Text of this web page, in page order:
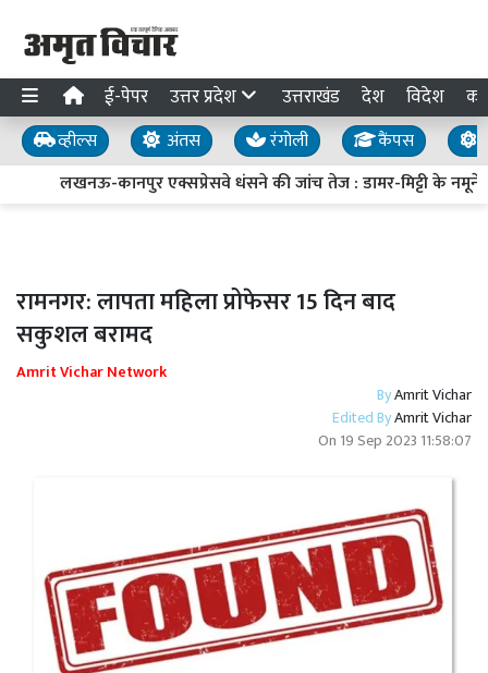
ई-पेपर उत्तर प्रदेश उत्तराखंड देश विदेश
व्हील्स अंतस रंगोली कैंपस
लखनऊ-कानपुर एक्सप्रेसवे धंसने की जांच तेज : डामर-मिट्टी के नमूने
रामनगर: लापता महिला प्रोफेसर 15 दिन बाद
सकुशल बरामद
Amrit Vichar Network
ByAmrit Vichar
Edited ByAmrit Vichar
On 19 Sep 2023 11:58:07